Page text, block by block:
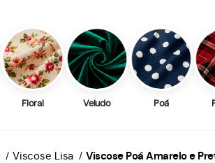
Floral Veludo Poá
Viscose Lisa Viscose Poá Amarelo e